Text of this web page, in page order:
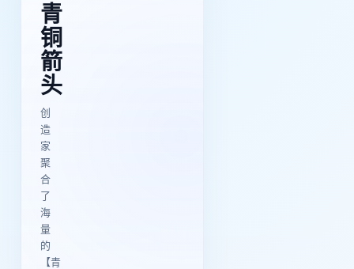
青
铜
箭
头
创
造
家
聚
合
了
海
量
的
【青